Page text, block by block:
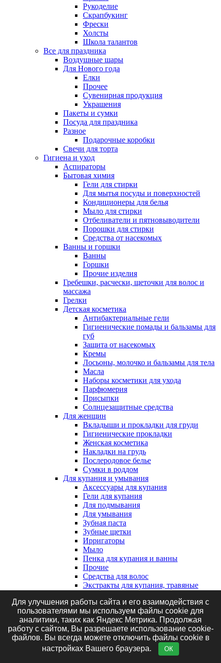
Рукоделие
Скрапбукинг
Фрески
Холсты
Школа талантов
Все для праздника
Воздушные шары
Для Нового года
Елки
Прочее
Сувенирная продукция
Украшения
Пакеты и сумки
Посуда для праздника
Разное
Подарочные коробки
Свечи для торта
Гигиена и уход
Аспираторы
Бытовая химия
Гели для стирки
Для мытья посуды и поверхностей
Кондиционеры для белья
Мыло для стирки
Отбеливатели и пятновыводители
Порошки для стирки
Средства от насекомых
Ванны и горшки
Ванны
Горшки
Прочие изделия
Гребешки, расчески, щеточки для волос и
массажа
Грелки
Детская косметика
Антибактериальные гели
Гигиенические помады и бальзамы для
губ
Защита от насекомых
Кремы
Лосьоны, молочко и бальзамы для тела
Масла
Наборы косметики для ухода
Парфюмерия
Присыпки
Солнцезащитные средства
Для женщин
Вкладыши и прокладки для груди
Гигиенические прокладки
Женская косметика
Накладки на грудь
Послеродовое белье
Сумки в роддом
Для купания и умывания
Аксессуары для купания
Гели для купания
Для подмывания
Для умывания
Зубная паста
Зубные щетки
Ирригаторы
Мыло
Пенка для купания и ванны
Прочие
Средства для волос
Экстракты для купания, травяные
Клеенки, наматрасники и впитывающие
пеленки
Впитывающие пеленки
Клеенки
Наматрасники
Маникюрные принадлежности
Для улучшения работы сайта и его взаимодействия с
пользователями мы используем файлы cookie для
аналитики, таких как Яндекс Метрика. Продолжая
работу с сайтом, Вы разрешаете использование cookie-
файлов. Вы всегда можете отключить файлы cookie в
настройках Вашего браузера.
ОК